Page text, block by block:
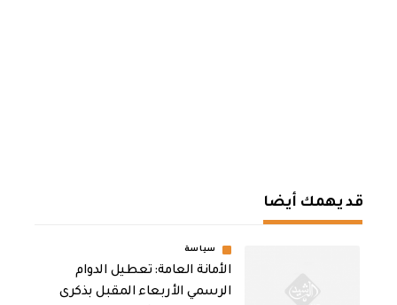
قد يهمك أيضا
سياسة
الأمانة العامة: تعطيل الدوام
الرسمي الأربعاء المقبل بذكرى